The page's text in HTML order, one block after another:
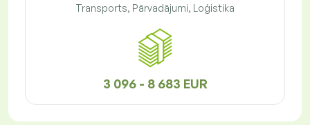
Transports, Pārvadājumi, Loģistika
3 096 - 8 683 EUR